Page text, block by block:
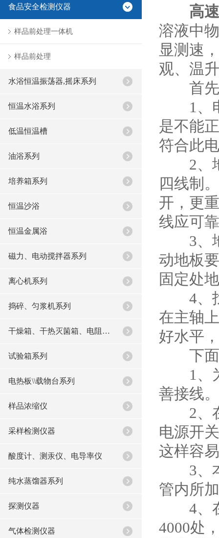
食品安全检测仪器
样品前处理一体机
样品前处理
水浴恒温振荡器,摇床系列
恒温水浴系列
低温恒温槽
油浴系列
培养箱系列
恒温沙浴
恒温金属浴
磁力、电动搅拌器系列
离心机系列
捣碎、匀浆机系列
干燥箱、干热灭箘箱、电阻炉系列
试验箱系列
电热板\\载物台系列
样品浓缩仪
采样检测仪器
酸度计、测汞仪、电导率仪
纯水蒸馏器系列
探测仪器
气体检测仪器
高
溶液中
显测速
观、温
首先
1、电
是不能
符合此
2、地
四线制
开，更
线应可
3、地
动地板
固定处
4、找
在主轴
好水平
下面
1、为
善接线。
2、在
电源开
这样容
3、本
管内所
4、在
4000处